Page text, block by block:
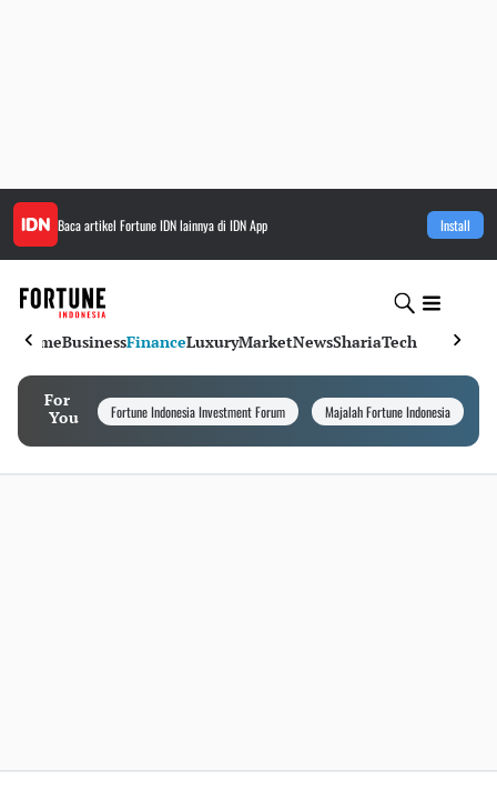
Baca artikel Fortune IDNlainnya di IDN App Install
HomeBusinessFinanceLuxuryMarketNewsShariaTech
For
You
Fortune Indonesia Investment Forum Majalah Fortune Indonesia